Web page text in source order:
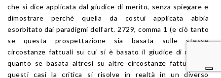
che si dice applicata dal giudice di merito, senza spiegare e
dimostrare perchè quella da costui applicata abbia
esorbitato dai paradigmi dell’art. 2729, comma 1 (e ciò tanto
se questa prospettazione sia basata sulle stesse
circostanze fattuali su cui si è basato il giudice di merito,
quanto se basata altresì su altre circostanze fattuali). In
questi casi la critica si risolve in realtà in un diverso